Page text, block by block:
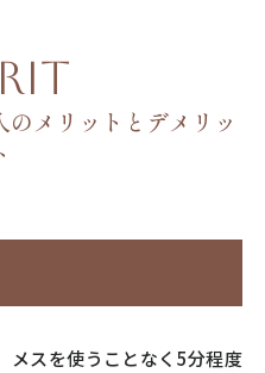
メリットとデメリッ
メスを使うことなく5分程度